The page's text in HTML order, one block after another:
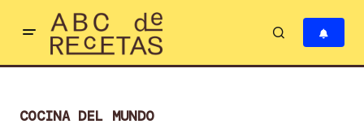
COCINA DEL MUNDO